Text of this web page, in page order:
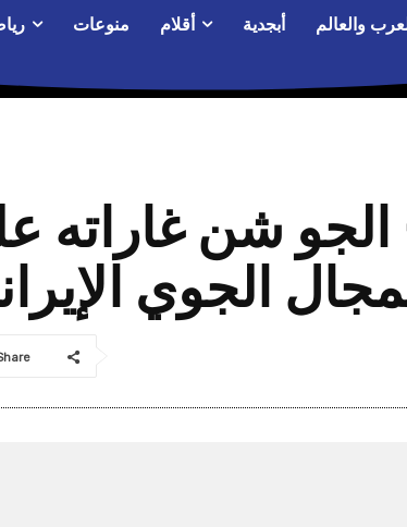
والعالم أبجدية أقلام منوعات
الجو شن غاراته
الجوي